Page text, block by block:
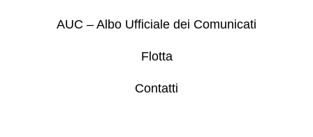
AUC – Albo Ufficiale dei Comunicati
Flotta
Contatti